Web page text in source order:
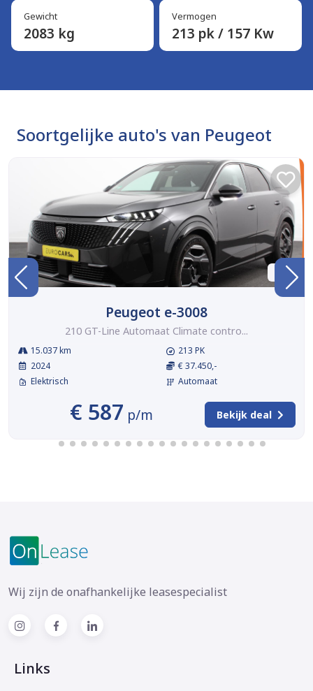
Gewicht
2083 kg
Vermogen
213 pk / 157 Kw
Soortgelijke auto's van Peugeot
BTW
Peugeot e-3008
210 GT-Line Automaat Climate contro...
15.037 km
2024
Elektrisch
213 PK
€ 37.450,-
Automaat
€ 587 p/m Bekijk deal
Wij zijn de onafhankelijke leasespecialist
Links